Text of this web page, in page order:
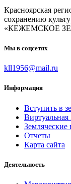
Красноярская
сохранению
«КЕЖЕМСКОЕ
Мы в соцсетях
kll1956@mail.ru
Информация
Вступить в
Виртуальная
Земляческие
Отчеты
Карта сайта
Деятельность